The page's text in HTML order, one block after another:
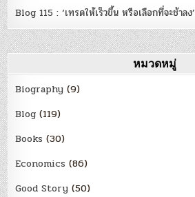
Blog 115 : ‘เทรดให้เร็วขึ้น หรือเลือกที่จะช้าลง’
หมวดหมู่
Biography (9)
Blog (119)
Books (30)
Economics (86)
Good Story (50)